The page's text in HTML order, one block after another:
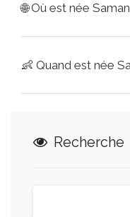
🌐Où est née
👶 Quand est née
Recherche